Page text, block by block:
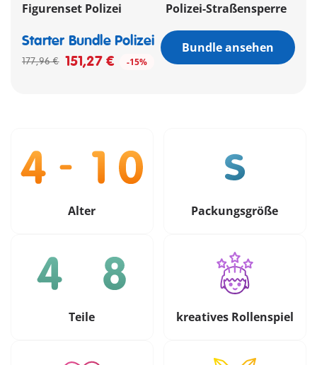
Figurenset Polizei
Polizei-Straßensperre
Starter Bundle Polizei
177,96 € 151,27 € -15%
Bundle ansehen
Alter Packungsgröße
Teile kreatives Rollenspiel